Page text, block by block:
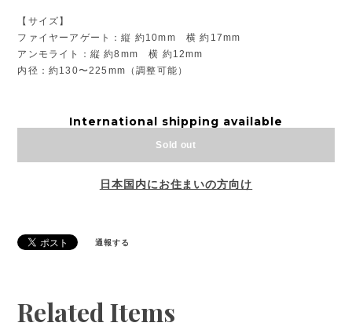
【サイズ】
ファイヤーアゲート：縦 約10mm 横 約17mm
アンモライト：縦 約8mm 横 約12mm
内径：約130〜225mm（調整可能）
International shipping available
Sold out
日本国内にお住まいの方向け
通報する
Related Items